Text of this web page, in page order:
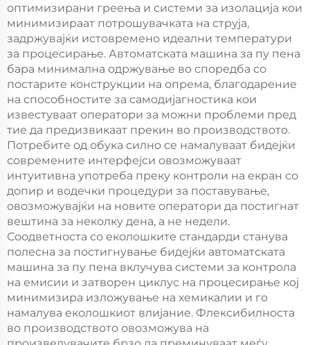
оптимизирани греења и системи за изолација кои
минимизираат потрошувачката на струја,
задржувајќи истовремено идеални температури
за процесирање. Автоматската машина за пу пена
бара минимална одржување во споредба со
постарите конструкции на опрема, благодарение
на способностите за самодијагностика кои
известуваат оператори за можни проблеми пред
тие да предизвикаат прекин во производството.
Потребите од обука силно се намалуваат бидејќи
современите интерфејси овозможуваат
интуитивна употреба преку контроли на екран со
допир и водечки процедури за поставување,
овозможувајќи на новите оператори да постигнат
вештина за неколку дена, а не недели.
Соодветноста со еколошките стандарди станува
полесна за постигнување бидејќи автоматската
машина за пу пена вклучува системи за контрола
на емисии и затворен циклус на процесирање кој
минимизира изложување на хемикалии и го
намалува еколошкиот влијание. Флексибилноста
во производството овозможува на